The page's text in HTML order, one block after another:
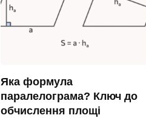
Яка формула
паралелограма? Ключ до
обчислення площі